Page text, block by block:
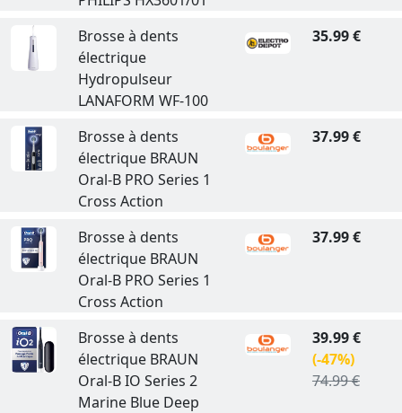
Brosse à dents
électrique
Hydropulseur
LANAFORM WF-100
35.99 €
Brosse à dents
électrique BRAUN
Oral-B PRO Series 1
Cross Action
37.99 €
Brosse à dents
électrique BRAUN
Oral-B PRO Series 1
Cross Action
37.99 €
Brosse à dents
électrique BRAUN
Oral-B IO Series 2
Marine Blue Deep
39.99 €
(-47%)
74.99 €